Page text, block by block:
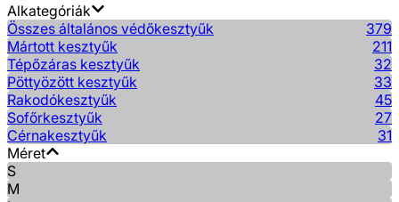
Alkategóriák
Összes általános védőkesztyűk
379
Mártott kesztyűk
211
Tépőzáras kesztyűk
32
Pöttyözött kesztyűk
33
Rakodókesztyűk
45
Sofőrkesztyűk
27
Cérnakesztyűk
31
Méret
S
M